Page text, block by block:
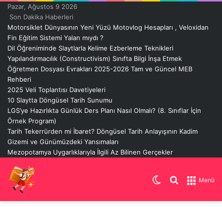
Pazar, Ağustos 9 2026
Son Dakika Haberleri
Motorsiklet Dünyasının Yeni Yüzü Motovlog Hesapları , Veloxidan
Fin Eğitim Sistemi Yalan mıydı ?
Dil Öğreniminde Slaytlarla Kelime Ezberleme Teknikleri
Yapılandırmacılık (Constructivism) Sınıfta Bilgi İnşa Etmek
Öğretmen Dosyası Evrakları 2025-2026 Tam ve Güncel MEB
Rehberi
2025 Veli Toplantısı Davetiyeleri
10 Slaytta Döngüsel Tarih Sunumu
LGS’ye Hazırlıkta Günlük Ders Planı Nasıl Olmalı? (8. Sınıflar İçin
Örnek Program)
Tarih Tekerrürden mi İbaret? Döngüsel Tarih Anlayışının Kadim
Gizemi ve Günümüzdeki Yansımaları
Mezopotamya Uygarlıklarıyla İlgili Az Bilinen Gerçekler
Menü
Arama
Dış